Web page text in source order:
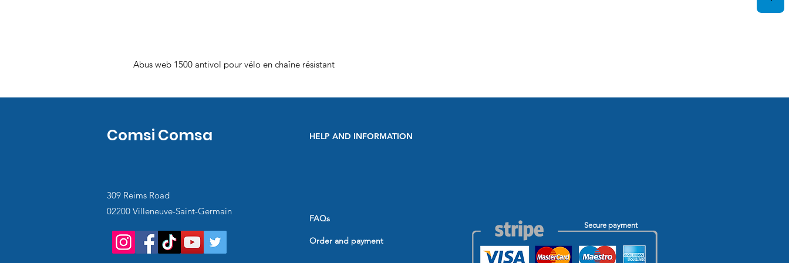
Abus web 1500 antivol pour vélo en chaîne résistant
Comsi Comsa HELP AND INFORMATION
309 Reims Road
02200 Villeneuve-Saint-Germain
FAQs
Order and payment
Secure payment